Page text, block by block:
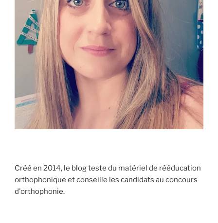
Créé en 2014, le blog teste du matériel de rééducation
orthophonique et conseille les candidats au concours
d'orthophonie.